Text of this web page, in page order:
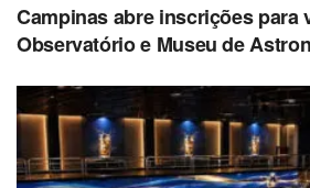
Campinas abre inscrições para
Observatório e Museu de